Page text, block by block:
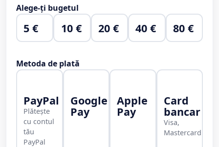
Alege-ți bugetul
5 € 10 € 20 € 40 € 80 €
Metoda de plată
PayPal
Plătește
cu contul
tău
PayPal
Google
Pay
Apple
Pay
Card
bancar
Visa,
Mastercard